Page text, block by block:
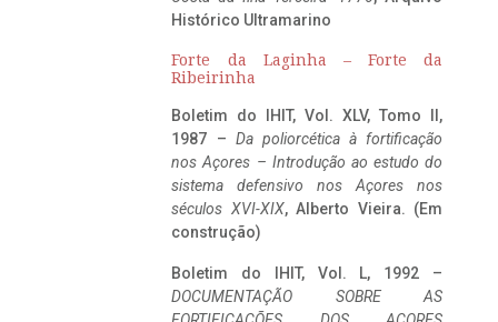
Histórico Ultramarino
Forte da Laginha – Forte da
Ribeirinha
Boletim do IHIT, Vol. XLV, Tomo II,
1987 – Da poliorcética à fortificação
nos Açores – Introdução ao estudo do
sistema defensivo nos Açores nos
séculos XVI-XIX, Alberto Vieira. (Em
construção)
Boletim do IHIT, Vol. L, 1992 –
DOCUMENTAÇÃO SOBRE AS